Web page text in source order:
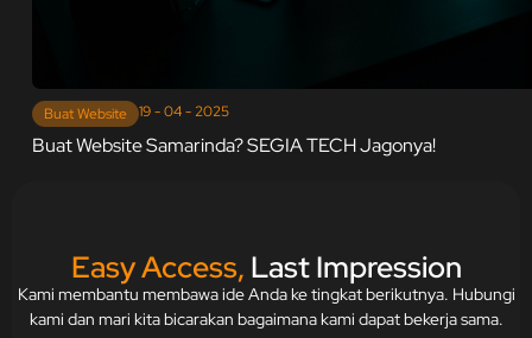
Buat Website 19 - 04 - 2025
Buat Website Samarinda? SEGIA TECH Jagonya!
Easy Access, Last Impression
Kami membantu membawa ide Anda ke tingkat berikutnya. Hubungi
kami dan mari kita bicarakan bagaimana kami dapat bekerja sama.